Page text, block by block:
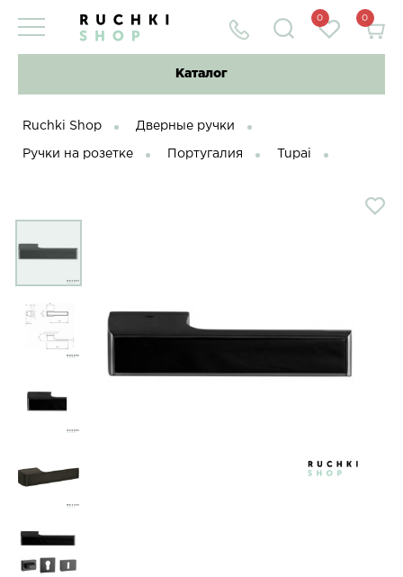
0 0
Каталог
Ruchki Shop Дверные ручки
Ручки на розетке Португалия Tupai